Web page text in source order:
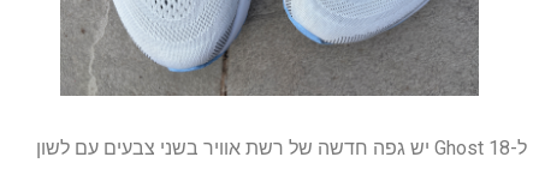
ל-Ghost 18 יש גפה חדשה של רשת אוויר בשני צבעים עם לשון